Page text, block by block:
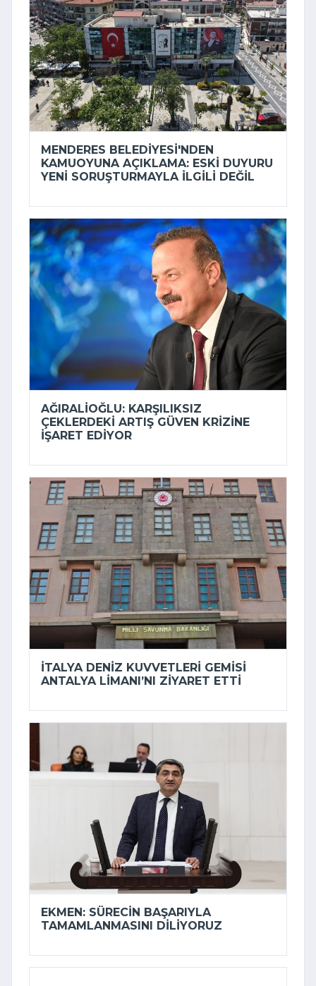
MENDERES BELEDIYESI'NDEN
KAMUOYUNA AÇIKLAMA: ESKI DUYURU
YENI SORUŞTURMAYLA ILGILI DEĞIL
AĞIRALIOĞLU: KARŞILIKSIZ
ÇEKLERDEKI ARTIŞ GÜVEN KRIZINE
IŞARET EDIYOR
İTALYA DENIZ KUVVETLERI GEMISI
ANTALYA LIMANI’NI ZIYARET ETTI
EKMEN: SÜRECIN BAŞARIYLA
TAMAMLANMASINI DILIYORUZ